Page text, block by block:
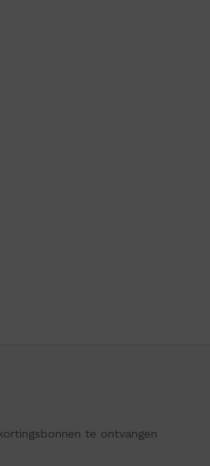
te ontvangen